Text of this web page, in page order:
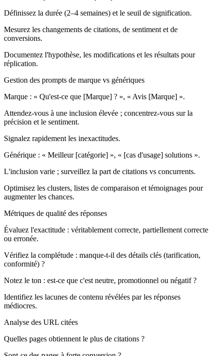
Définissez la durée (2–4 semaines) et le seuil de signification.
Mesurez les changements de citations, de sentiment et de
conversions.
Documentez l'hypothèse, les modifications et les résultats pour
réplication.
Gestion des prompts de marque vs génériques
Marque : « Qu'est-ce que [Marque] ? », « Avis [Marque] ».
Attendez-vous à une inclusion élevée ; concentrez-vous sur la
précision et le sentiment.
Signalez rapidement les inexactitudes.
Générique : « Meilleur [catégorie] », « [cas d'usage] solutions ».
L'inclusion varie ; surveillez la part de citations vs concurrents.
Optimisez les clusters, listes de comparaison et témoignages pour
augmenter les chances.
Métriques de qualité des réponses
Évaluez l'exactitude : véritablement correcte, partiellement correcte
ou erronée.
Vérifiez la complétude : manque-t-il des détails clés (tarification,
conformité) ?
Notez le ton : est-ce que c'est neutre, promotionnel ou négatif ?
Identifiez les lacunes de contenu révélées par les réponses
médiocres.
Analyse des URL citées
Quelles pages obtiennent le plus de citations ?